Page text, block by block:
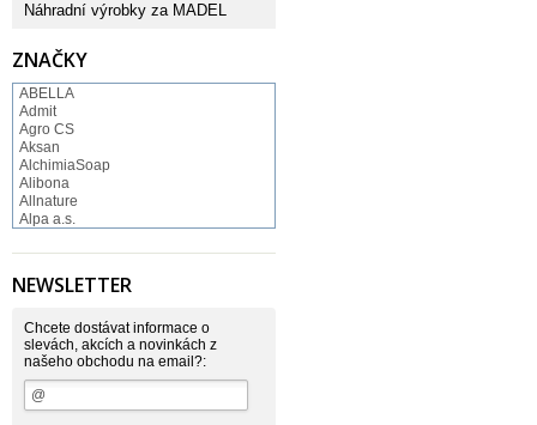
Náhradní výrobky za MADEL
ZNAČKY
ABELLA
Admit
Agro CS
Aksan
AlchimiaSoap
Alibona
Allnature
Alpa a.s.
Alufix
Astonish
Atlantic
AutoMax Group
Axcentive
BaL
Bateria
NEWSLETTER
Chcete dostávat informace o
slevách, akcích a novinkách z
našeho obchodu na email?: